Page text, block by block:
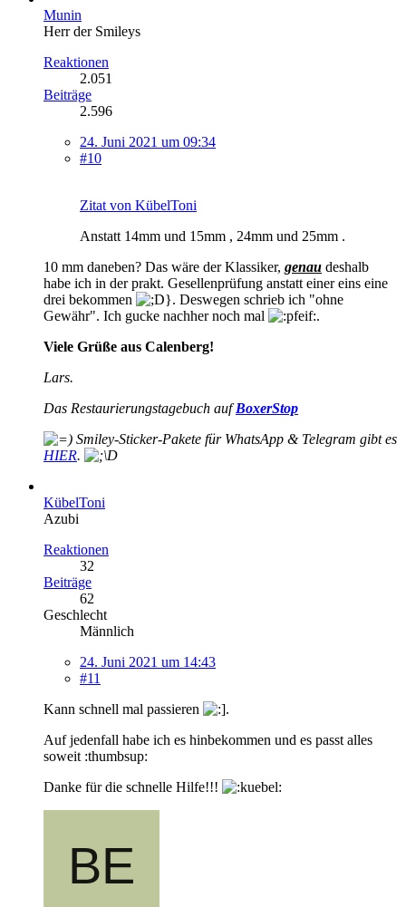
Munin
Herr der Smileys
Reaktionen
2.051
Beiträge
2.596
24. Juni 2021 um 09:34
#10
Zitat von KübelToni
Anstatt 14mm und 15mm , 24mm und 25mm .
10 mm daneben? Das wäre der Klassiker, genau deshalb
habe ich in der prakt. Gesellenprüfung anstatt einer eins eine
drei bekommen
. Deswegen schrieb ich "ohne
Gewähr". Ich gucke nachher noch mal
.
Viele Grüße aus Calenberg!
Lars.
Das Restaurierungstagebuch aufBoxerStop
Smiley-Sticker-Pakete für WhatsApp & Telegram gibt es
HIER.
KübelToni
Azubi
Reaktionen
32
Beiträge
62
Geschlecht
Männlich
24. Juni 2021 um 14:43
#11
Kann schnell mal passieren
.
Auf jedenfall habe ich es hinbekommen und es passt alles
soweit :thumbsup:
Danke für die schnelle Hilfe!!!